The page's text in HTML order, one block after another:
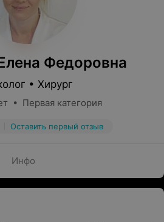
Федоровна
• Хирург
• Первая категория
Оставить первый отзыв
Инфо